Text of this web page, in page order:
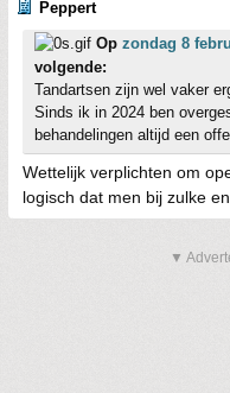
Peppert
Op zondag 8
volgende:
Tandartsen zijn wel vaker
Sinds ik in 2024 ben
behandelingen altijd een
Wettelijk verplichten om
logisch dat men bij zulke
▼